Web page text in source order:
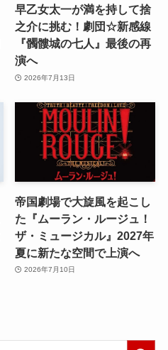
早乙女太一が満を持して捨
之介に挑む！劇団☆新感線
『髑髏城の七人』最後の再
演へ
2026年7月13日
帝国劇場で大旋風を起こし
た『ムーラン・ルージュ！
ザ・ミュージカル』2027年
夏に新たな空間で上演へ
2026年7月10日